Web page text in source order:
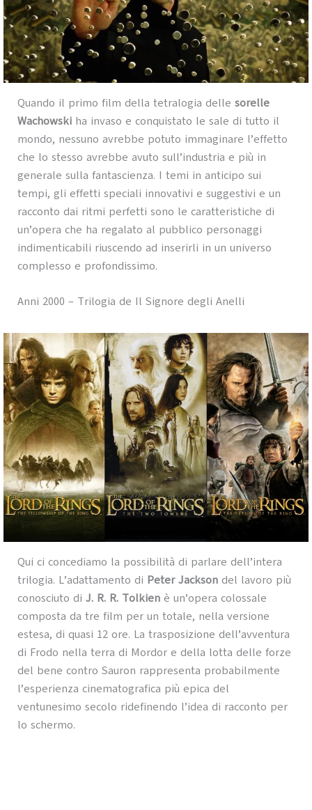
Quando il primo film della tetralogia delle sorelle
Wachowskiha invaso e conquistato le sale di tutto il
mondo, nessuno avrebbe potuto immaginare l’effetto
che lo stesso avrebbe avuto sull’industria e più in
generale sulla fantascienza. I temi in anticipo sui
tempi, gli effetti speciali innovativi e suggestivi e un
racconto dai ritmi perfetti sono le caratteristiche di
un’opera che ha regalato al pubblico personaggi
indimenticabili riuscendo ad inserirli in un universo
complesso e profondissimo.
Anni 2000 – Trilogia de Il Signore degli Anelli
Qui ci concediamo la possibilità di parlare dell’intera
trilogia. L’adattamento di Peter Jacksondel lavoro più
conosciuto di J. R. R. Tolkienè un’opera colossale
composta da tre film per un totale, nella versione
estesa, di quasi 12 ore. La trasposizione dell’avventura
di Frodo nella terra di Mordor e della lotta delle forze
del bene contro Sauron rappresenta probabilmente
l’esperienza cinematografica più epica del
ventunesimo secolo ridefinendo l’idea di racconto per
lo schermo.